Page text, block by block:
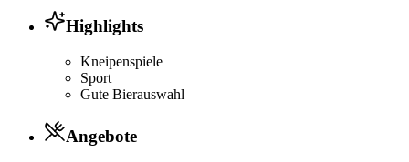
Highlights
Kneipenspiele
Sport
Gute Bierauswahl
Angebote